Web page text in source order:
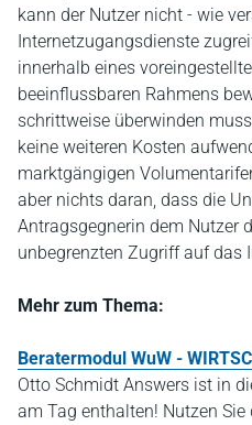
kann der Nutzer nicht - wie
Internetzugangsdienste
innerhalb eines
beeinflussbaren Rahmens
schrittweise überwinden
keine weiteren Kosten
marktgängigen
aber nichts daran, dass die
Antragsgegnerin dem Nutzer
unbegrenzten Zugriff auf das
Mehr zum Thema:
Beratermodul WuW -
Otto Schmidt Answers ist in
am Tag enthalten! Nutzen